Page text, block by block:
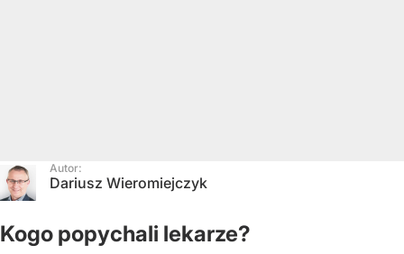
Autor:
Dariusz Wieromiejczyk
Kogo popychali lekarze?